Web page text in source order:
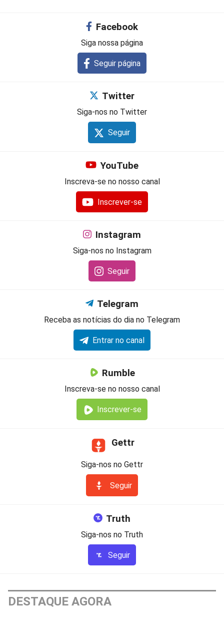
Facebook
Siga nossa página
Seguir página
Twitter
Siga-nos no Twitter
Seguir
YouTube
Inscreva-se no nosso canal
Inscrever-se
Instagram
Siga-nos no Instagram
Seguir
Telegram
Receba as notícias do dia no Telegram
Entrar no canal
Rumble
Inscreva-se no nosso canal
Inscrever-se
Gettr
Siga-nos no Gettr
Seguir
Truth
Siga-nos no Truth
Seguir
DESTAQUE AGORA